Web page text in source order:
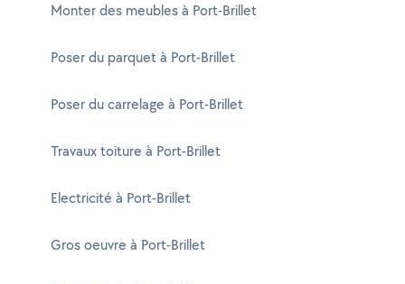
Monter des meubles à Port-Brillet
Poser du parquet à Port-Brillet
Poser du carrelage à Port-Brillet
Travaux toiture à Port-Brillet
Electricité à Port-Brillet
Gros oeuvre à Port-Brillet